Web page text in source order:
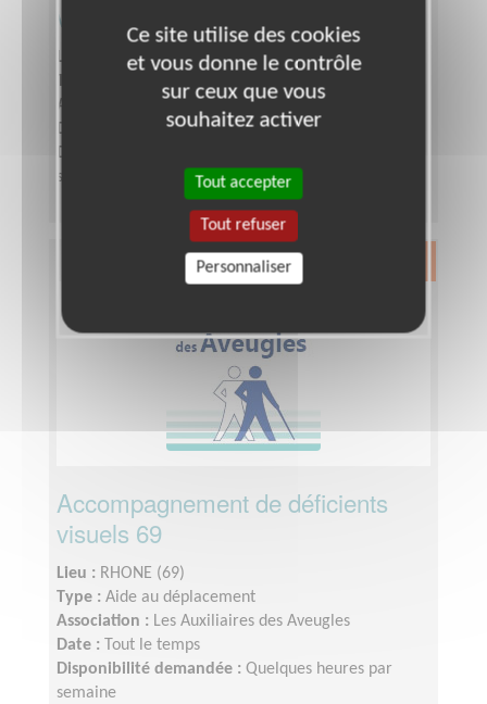
visuels 69
Lieu :
RHONE (69)
Association :
Les Auxiliaires des Aveugles
Date :
Tout le temps
Disponibilité demandée :
semaine
Accompagnement de déficients
visuels 69
Lieu : RHONE (69)
Type : Aide au déplacement
Association : Les Auxiliaires des Aveugles
Date :
Tout le temps
Disponibilité demandée : Quelques heures par
semaine
Ce site utilise des cookies
et vous donne le contrôle
sur ceux que vous
souhaitez activer
Tout accepter
Tout refuser
Personnaliser